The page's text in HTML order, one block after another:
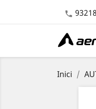

Inici